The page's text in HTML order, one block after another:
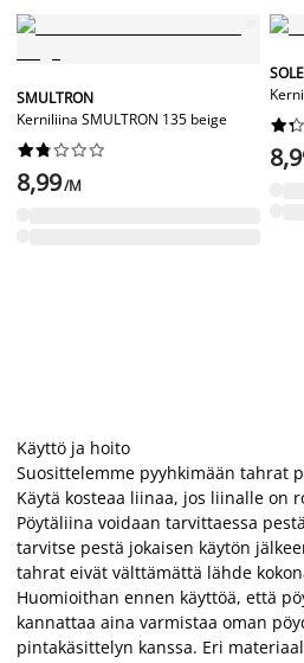
SMULTRON
Kerniliina SMULTRON 135 beige






8,99/M



Käyttö ja hoito
Suosittelemme pyyhkimään tahrat
Käytä kosteaa liinaa, jos liinalle on
Pöytäliina voidaan tarvittaessa
tarvitse pestä jokaisen käytön
tahrat eivät välttämättä lähde
Huomioithan ennen käyttöä, että
kannattaa aina varmistaa oman
pintakäsittelyn kanssa. Eri